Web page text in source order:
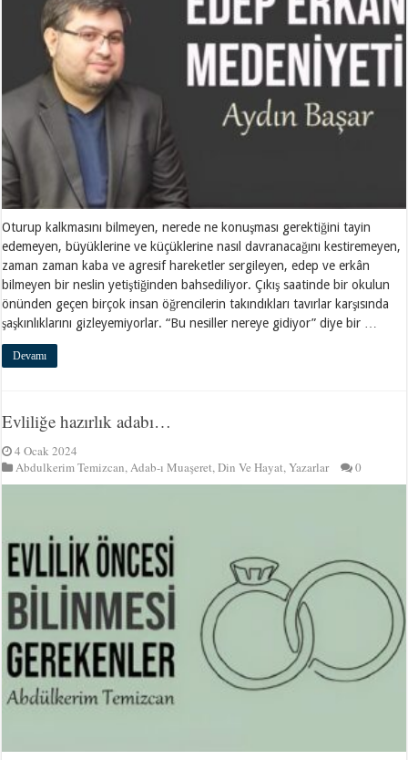
Oturup kalkmasını bilmeyen, nerede ne konuşması gerektiğini tayin
edemeyen, büyüklerine ve küçüklerine nasıl davranacağını kestiremeyen,
zaman zaman kaba ve agresif hareketler sergileyen, edep ve erkân
bilmeyen bir neslin yetiştiğinden bahsediliyor. Çıkış saatinde bir okulun
önünden geçen birçok insan öğrencilerin takındıkları tavırlar karşısında
şaşkınlıklarını gizleyemiyorlar. “Bu nesiller nereye gidiyor” diye bir …
Devamı
Evliliğe hazırlık adabı…
4 Ocak 2024
Abdulkerim Temizcan,Adab-ı Muaşeret,Din Ve Hayat,Yazarlar 0